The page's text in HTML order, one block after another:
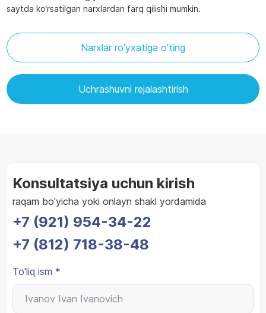
saytda ko‘rsatilgan narxlardan farq qilishi mumkin.
Narxlar ro'yxatiga o'ting
Uchrashuvni rejalashtirish
Konsultatsiya uchun kirish
raqam bo'yicha yoki onlayn shakl yordamida
+7 (921) 954-34-22
+7 (812) 718-38-48
To'liq ism *